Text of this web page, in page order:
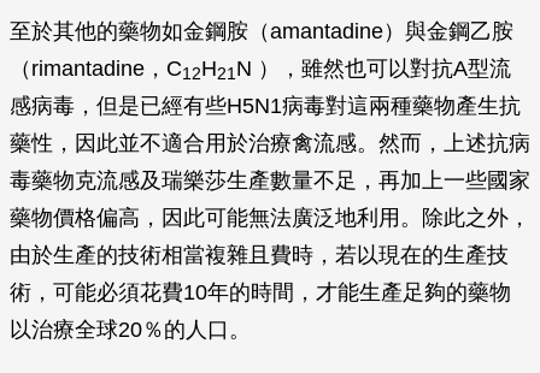
至於其他的藥物如金鋼胺（amantadine）與金鋼乙胺
（rimantadine，C12H21N ），雖然也可以對抗A型流
感病毒，但是已經有些H5N1病毒對這兩種藥物產生抗
藥性，因此並不適合用於治療禽流感。然而，上述抗病
毒藥物克流感及瑞樂莎生產數量不足，再加上一些國家
藥物價格偏高，因此可能無法廣泛地利用。除此之外，
由於生產的技術相當複雜且費時，若以現在的生產技
術，可能必須花費10年的時間，才能生產足夠的藥物
以治療全球20％的人口。